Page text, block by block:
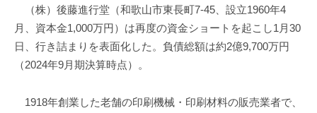
（株）後藤進行堂（和歌山市東長町7-45、設立1960年4
月、資本金1,000万円）は再度の資金ショートを起こし1月30
日、行き詰まりを表面化した。負債総額は約2億9,700万円
（2024年9月期決算時点）。
1918年創業した老舗の印刷機械・印刷材料の販売業者で、